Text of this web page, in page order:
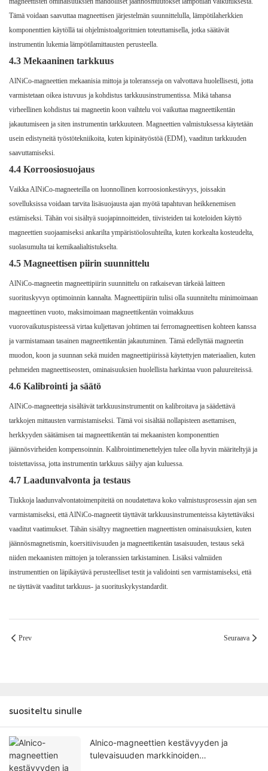
Tämä voidaan saavuttaa magneettisen järjestelmän suunnittelulla, lämpötilaherkkien
komponenttien käytöllä tai ohjelmistoalgoritmien toteuttamisella, jotka säätävät
instrumentin lukemia lämpötilamittausten perusteella.
4.3 Mekaaninen tarkkuus
AlNiCo-magneettien mekaanisia mittoja ja toleransseja on valvottava huolellisesti, jotta
varmistetaan oikea istuvuus ja kohdistus tarkkuusinstrumentissa. Mikä tahansa
virheellinen kohdistus tai magneetin koon vaihtelu voi vaikuttaa magneettikentän
jakautumiseen ja siten instrumentin tarkkuuteen. Magneettien valmistuksessa käytetään
usein edistyneitä työstötekniikoita, kuten kipinätyöstöä (EDM), vaaditun tarkkuuden
saavuttamiseksi.
4.4 Korroosiosuojaus
Vaikka AlNiCo-magneeteilla on luonnollinen korroosionkestävyys, joissakin
sovelluksissa voidaan tarvita lisäsuojausta ajan myötä tapahtuvan heikkenemisen
estämiseksi. Tähän voi sisältyä suojapinnoitteiden, tiivisteiden tai koteloiden käyttö
magneettien suojaamiseksi ankarilta ympäristöolosuhteilta, kuten korkealta kosteudelta,
suolasumulta tai kemikaalialtistukselta.
4.5 Magneettisen piirin suunnittelu
AlNiCo-magneetin magneettipiirin suunnittelu on ratkaisevan tärkeää laitteen
suorituskyvyn optimoinnin kannalta. Magneettipiirin tulisi olla suunniteltu minimoimaan
magneettinen vuoto, maksimoimaan magneettikentän voimakkuus
vuorovaikutuspisteessä virtaa kuljettavan johtimen tai ferromagneettisen kohteen kanssa
ja varmistamaan tasainen magneettikentän jakautuminen. Tämä edellyttää magneetin
muodon, koon ja suunnan sekä muiden magneettipiirissä käytettyjen materiaalien, kuten
pehmeiden magneettiseosten, ominaisuuksien huolellista harkintaa vuon paluureiteissä.
4.6 Kalibrointi ja säätö
AlNiCo-magneetteja sisältävät tarkkuusinstrumentit on kalibroitava ja säädettävä
tarkkojen mittausten varmistamiseksi. Tämä voi sisältää nollapisteen asettamisen,
herkkyyden säätämisen tai magneettikentän tai mekaanisten komponenttien
jäännösvirheiden kompensoinnin. Kalibrointimenettelyjen tulee olla hyvin määriteltyjä ja
toistettavissa, jotta instrumentin tarkkuus säilyy ajan kuluessa.
4.7 Laadunvalvonta ja testaus
Tiukkoja laadunvalvontatoimenpiteitä on noudatettava koko valmistusprosessin ajan sen
varmistamiseksi, että AlNiCo-magneetit täyttävät tarkkuusinstrumenteissa käytettäväksi
vaaditut vaatimukset. Tähän sisältyy magneettien magneettisten ominaisuuksien, kuten
jäännösmagnetismin, koersitiivisuuden ja magneettikentän tasaisuuden, testaus sekä
niiden mekaanisten mittojen ja toleranssien tarkistaminen. Lisäksi valmiiden
instrumenttien on läpikäytävä perusteelliset testit ja validointi sen varmistamiseksi, että
ne täyttävät vaaditut tarkkuus- ja suorituskykystandardit.
Prev Seuraava
suositeltu sinulle
Alnico-magneettien kestävyyden ja
tulevaisuuden markkinoiden